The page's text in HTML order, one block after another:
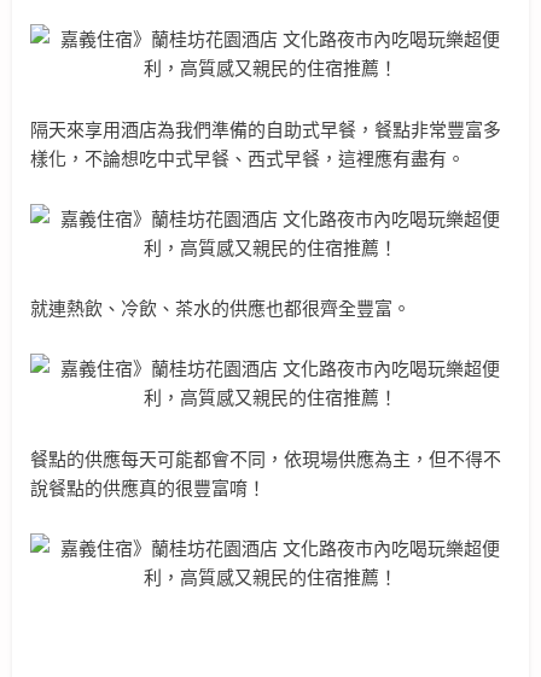
隔天來享用酒店為我們準備的自助式早餐，餐點非常豐富多
樣化，不論想吃中式早餐、西式早餐，這裡應有盡有。
就連熱飲、冷飲、茶水的供應也都很齊全豐富。
餐點的供應每天可能都會不同，依現場供應為主，但不得不
說餐點的供應真的很豐富唷！